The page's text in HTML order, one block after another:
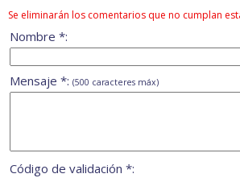
Se eliminarán los comentarios que no cumplan
Nombre *:
Mensaje *: (500 caracteres máx)
Código de validación *: